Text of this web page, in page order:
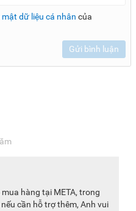
dữ liệu cá nhân của
Gửi bình luận
hàng tại META, trong
cần hỗ trợ thêm, Anh vui